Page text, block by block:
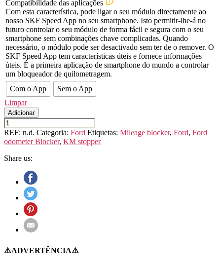
Compatibilidade das aplicações
Com esta característica, pode ligar o seu módulo directamente ao
nosso SKF Speed App no seu smartphone. Isto permitir-lhe-á no
futuro controlar o seu módulo de forma fácil e segura com o seu
smartphone sem combinações chave complicadas. Quando
necessário, o módulo pode ser desactivado sem ter de o remover. O
SKF Speed App tem características úteis e fornece informações
úteis. É a primeira aplicação de smartphone do mundo a controlar
um bloqueador de quilometragem.
Com o App
Sem o App
Limpar
Adicionar
Quantidade
de
FORD
REF: n.d. Categoria: Ford Etiquetas: Mileage blocker, Ford, Ford
odometer Blocker, KM stopper
Share us:
⚠️ADVERTÊNCIA⚠️